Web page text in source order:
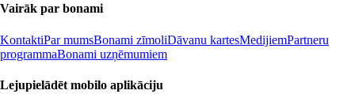
Vairāk par bonami
KontaktiPar mumsBonami zīmoliDāvanu kartesMedijiemPartneru
programmaBonami uzņēmumiem
Lejupielādēt mobilo aplikāciju